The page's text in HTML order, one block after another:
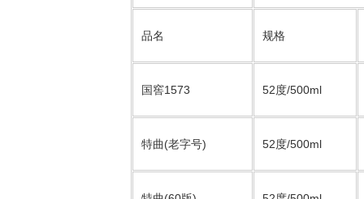
品名 规格
国窖1573 52度/500ml
特曲(老字号) 52度/500ml